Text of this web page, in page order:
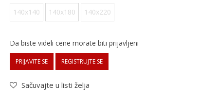
140x140 140x180 140x220
Da biste videli cene morate biti prijavljeni
PRIJAVITE SE REGISTRUJTE SE
Sačuvajte u listi želja